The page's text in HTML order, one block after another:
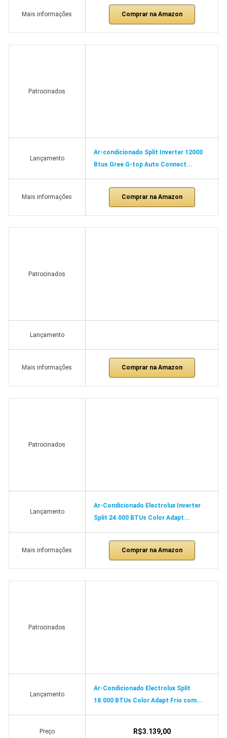
Mais informações Comprar na Amazon
Patrocinados
Lançamento
Ar-condicionado Split Inverter 12000
Btus Gree G-top Auto Connect...
Mais informações Comprar na Amazon
Patrocinados
Lançamento
Mais informações Comprar na Amazon
Patrocinados
Lançamento
Ar-Condicionado Electrolux Inverter
Split 24.000 BTUs Color Adapt...
Mais informações Comprar na Amazon
Patrocinados
Lançamento
Ar-Condicionado Electrolux Split
18.000 BTUs Color Adapt Frio com...
Preço R$3.139,00